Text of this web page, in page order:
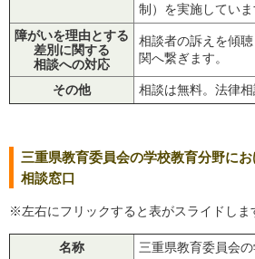
制）を実施していま
障がいを理由とする
差別に関する
相談への対応
相談者の訴えを傾
関へ繋ぎます。
その他 相談は無料。法律相
三重県教育委員会の学校教育分野に
相談窓口
※左右にフリックすると表がスライドしま
名称
三重県教育委員会